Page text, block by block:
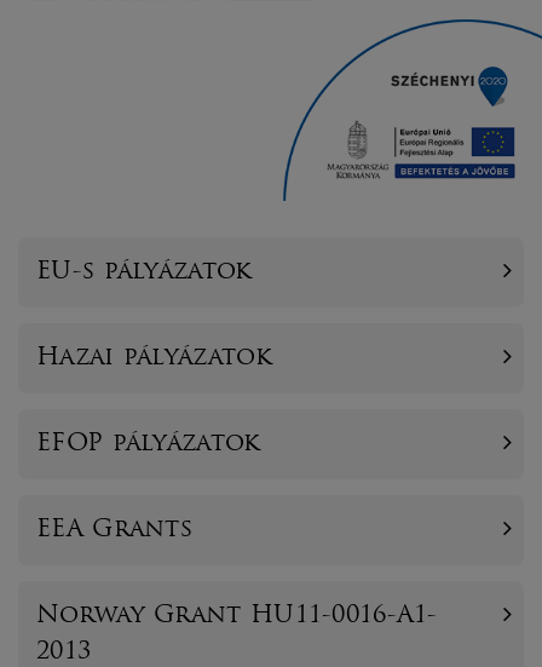
EU-s pályázatok
Hazai pályázatok
EFOP pályázatok
EEA Grants
Norway Grant HU11-0016-A1-
2013